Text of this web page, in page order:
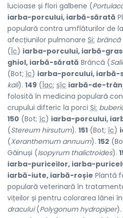
lucioase și flori galbene (
iarba-porcului, iarbă-sărată
populară contra umflăturilor de
afecțiunilor pulmonare Si: brâncă
(Îc) iarba-porcului, iarbă-
ghiol, iarbă-sărată Brâncă (
(Bot; îc) iarba-porcului, iarbă-
kali). 149 (Îac; șîc iarbă-de-
folosită în medicina populară
crupului difteric la porci Si:
150 (Bot; îc) iarba-porcului,
(Stereum hirsutum). 151 (Bot; îc)
(Xeranthemum annuum). 152
Găinuși (Isopyrum thalictroides).
iarba-puriceilor, iarba-
iarbă-iute, iarbă-roșie Plantă
populară veterinară în
vițeilor și pentru colorarea lânei
dracului(Polygonum hydropiper).